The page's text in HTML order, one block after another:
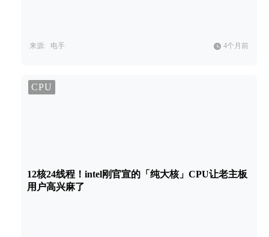
来源: 电手 4个月前
CPU
12核24线程！intel刚官宣的「纯大核」CPU让老主板
用户高兴麻了